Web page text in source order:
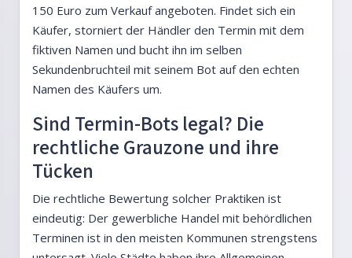
150 Euro zum Verkauf angeboten. Findet sich ein
Käufer, storniert der Händler den Termin mit dem
fiktiven Namen und bucht ihn im selben
Sekundenbruchteil mit seinem Bot auf den echten
Namen des Käufers um.
Sind Termin-Bots legal? Die
rechtliche Grauzone und ihre
Tücken
Die rechtliche Bewertung solcher Praktiken ist
eindeutig: Der gewerbliche Handel mit behördlichen
Terminen ist in den meisten Kommunen strengstens